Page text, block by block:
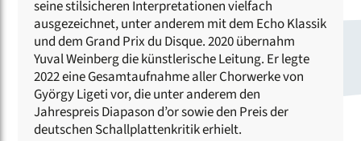
seine stilsicheren Interpretationen vielfach
ausgezeichnet, unter anderem mit dem Echo Klassik
und dem Grand Prix du Disque. 2020 übernahm
Yuval Weinberg die künstlerische Leitung. Er legte
2022 eine Gesamtaufnahme aller Chorwerke von
György Ligeti vor, die unter anderem den
Jahrespreis Diapason d’or sowie den Preis der
deutschen Schallplattenkritik erhielt.